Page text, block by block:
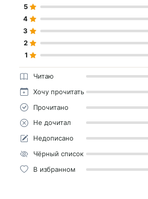
5
4
3
2
1
Читаю
Хочу прочитать
Прочитано
Не дочитал
Недописано
Чёрный список
В избранном